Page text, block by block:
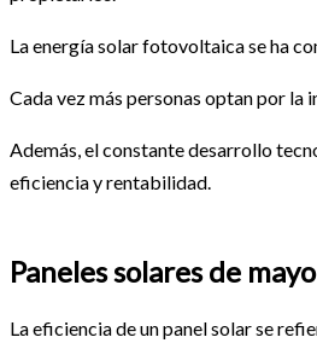
La energía solar fotovoltaica se ha
Cada vez más personas optan por
Además, el constante desarrollo
eficiencia y rentabilidad.
Paneles solares de
La eficiencia de un panel solar se